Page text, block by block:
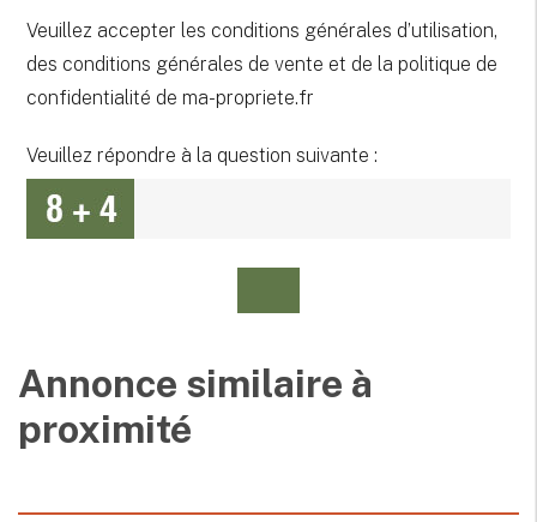
Veuillez accepter les conditions générales d’utilisation,
des conditions générales de vente et de la politique de
confidentialité de ma-propriete.fr
Veuillez répondre à la question suivante :
Annonce similaire à
proximité